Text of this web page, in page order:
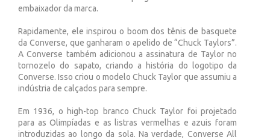
embaixador da marca.
Rapidamente, ele inspirou o boom dos tênis de basquete
da Converse, que ganharam o apelido de “Chuck Taylors”.
A Converse também adicionou a assinatura de Taylor no
tornozelo do sapato, criando a história do logotipo da
Converse. Isso criou o modelo Chuck Taylor que assumiu a
indústria de calçados para sempre.
Em 1936, o high-top branco Chuck Taylor foi projetado
para as Olimpíadas e as listras vermelhas e azuis foram
introduzidas ao longo da sola. Na verdade, Converse All